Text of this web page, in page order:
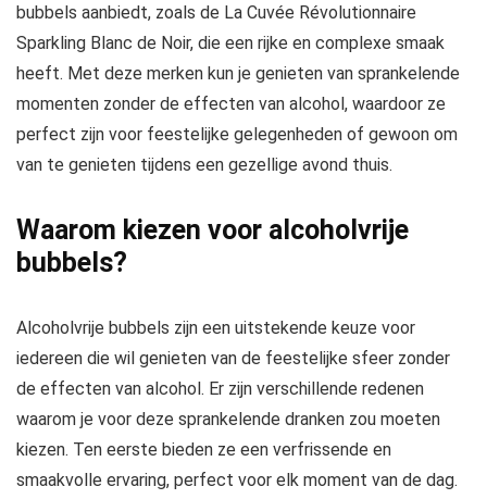
bubbels aanbiedt, zoals de La Cuvée Révolutionnaire
Sparkling Blanc de Noir, die een rijke en complexe smaak
heeft. Met deze merken kun je genieten van sprankelende
momenten zonder de effecten van alcohol, waardoor ze
perfect zijn voor feestelijke gelegenheden of gewoon om
van te genieten tijdens een gezellige avond thuis.
Waarom kiezen voor alcoholvrije
bubbels?
Alcoholvrije bubbels zijn een uitstekende keuze voor
iedereen die wil genieten van de feestelijke sfeer zonder
de effecten van alcohol. Er zijn verschillende redenen
waarom je voor deze sprankelende dranken zou moeten
kiezen. Ten eerste bieden ze een verfrissende en
smaakvolle ervaring, perfect voor elk moment van de dag.